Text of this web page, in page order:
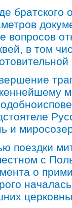
братского
вопросов
в том
и
поездки
с
о